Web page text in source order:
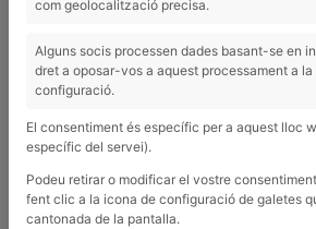
sentir més cansades, inflades o sense
preparat un vídeo amb 5 consells senzills
amor i sentir-te radiant. Sense
sense complicar-te la vida. 🌿
🌸 Petits canvis que t’ajudaran a:
– Tenir més energia,
com geolocalització precisa.
Alguns socis processen dades basant-se en
dret a oposar-vos a aquest processament a
configuració.
El consentiment és específic per a aquest lloc
específic del servei).
Podeu retirar o modificar el vostre
fent clic a la icona de configuració de galetes
cantonada de la pantalla.